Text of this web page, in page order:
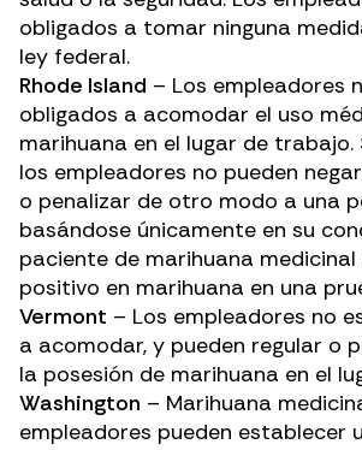
obligados a tomar ninguna
ley federal.
Rhode Island – Los empleadores
obligados a acomodar el uso
marihuana en el lugar de trabajo.
los empleadores no pueden
o penalizar de otro modo a una
basándose únicamente en su
paciente de marihuana
positivo en marihuana en una
Vermont – Los empleadores no
a acomodar, y pueden regular o
la posesión de marihuana en el
Washington – Marihuana
empleadores pueden establecer